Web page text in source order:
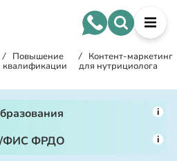
/ Повышение
квалификации
/ Контент-маркетинг
для нутрициолога
i
ФИС ФРДО i